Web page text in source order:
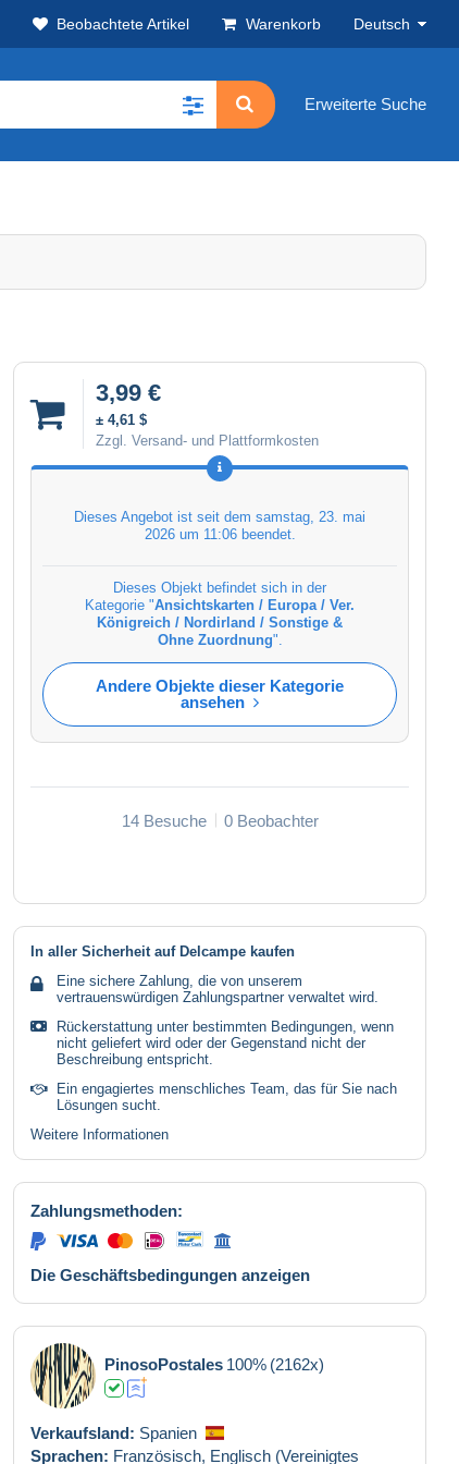
Beobachtete Artikel Warenkorb Deutsch
Erweiterte Suche
3,99 €
± 4,61 $
Zzgl. Versand- und Plattformkosten
Dieses Angebot ist seit dem samstag, 23. mai
2026 um 11:06beendet.
Dieses Objekt befindet sich in der
Kategorie "Ansichtskarten / Europa / Ver.
Königreich / Nordirland / Sonstige &
Ohne Zuordnung".
Andere Objekte dieser Kategorie
ansehen
14 Besuche 0 Beobachter
In aller Sicherheit auf Delcampe kaufen
Eine sichere Zahlung, die von unserem
vertrauenswürdigen Zahlungspartner verwaltet wird.
Rückerstattung unter bestimmten Bedingungen, wenn
nicht geliefert wird oder der Gegenstand nicht der
Beschreibung entspricht.
Ein engagiertes menschliches Team, das für Sie nach
Lösungen sucht.
Weitere Informationen
Zahlungsmethoden:
Die Geschäftsbedingungen anzeigen
PinosoPostales 100% (2162x)
Verkaufsland: Spanien
Sprachen: Französisch, Englisch (Vereinigtes